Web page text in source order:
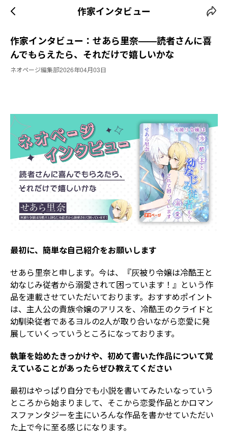
作家インタビュー
作家インタビュー：せあら里奈——読者さんに喜
んでもらえたら、それだけで嬉しいかな
ネオページ編集部2026年04月03日
最初に、簡単な自己紹介をお願いします
せあら里奈と申します。今は、『灰被り令嬢は冷酷王と
幼なじみ従者から溺愛されて困っています！』という作
品を連載させていただいております。おすすめポイント
は、主人公の貴族令嬢のアリスを、冷酷王のクライドと
幼馴染従者であるヨルの2人が取り合いながら恋愛に発
展していくっていうところになっております。
執筆を始めたきっかけや、初めて書いた作品について覚
えていることがあったらぜひ教えてください
最初はやっぱり自分でも小説を書いてみたいなっていう
ところから始まりまして、そこから恋愛作品とかロマン
スファンタジーを主にいろんな作品を書かせていただい
た上で今に至る感じになります。